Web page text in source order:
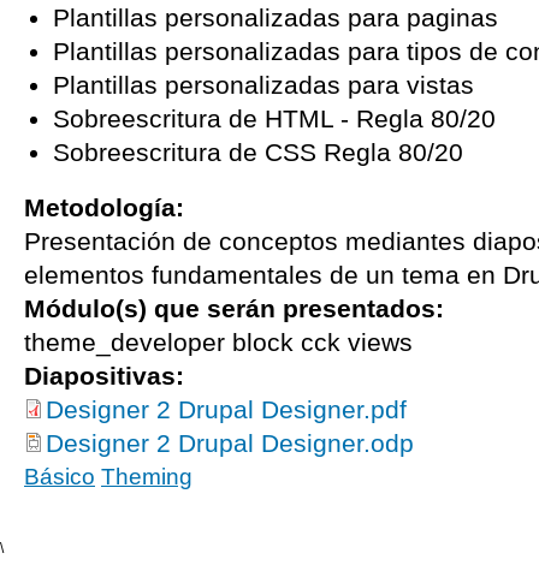
Plantillas personalizadas para paginas
Plantillas personalizadas para tipos de
Plantillas personalizadas para vistas
Sobreescritura de HTML - Regla 80/20
Sobreescritura de CSS Regla 80/20
Metodología:
Presentación de conceptos mediantes
elementos fundamentales de un tema en
Módulo(s) que serán presentados:
theme_developer block cck views
Diapositivas:
Designer 2 Drupal Designer.pdf
Designer 2 Drupal Designer.odp
Básico Theming
\